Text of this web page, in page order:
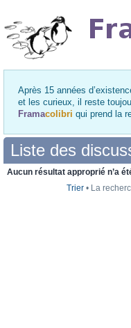
Après 15 années
et les curieux, il reste
Framacolibri qui prend la
Liste des
Aucun résultat approprié n’a
Trier • La